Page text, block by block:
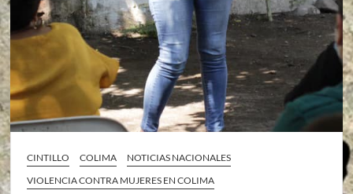
CINTILLO COLIMA
NOTICIAS NACIONALES
VIOLENCIA CONTRA MUJERES EN COLIMA